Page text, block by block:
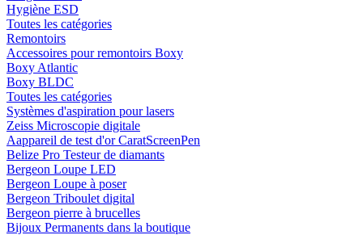
Hygiène ESD
Toutes les catégories
Remontoirs
Accessoires pour remontoirs Boxy
Boxy Atlantic
Boxy BLDC
Toutes les catégories
Systèmes d'aspiration pour lasers
Zeiss Microscopie digitale
Aappareil de test d'or CaratScreenPen
Belize Pro Testeur de diamants
Bergeon Loupe LED
Bergeon Loupe à poser
Bergeon Triboulet digital
Bergeon pierre à brucelles
Bijoux Permanents dans la boutique